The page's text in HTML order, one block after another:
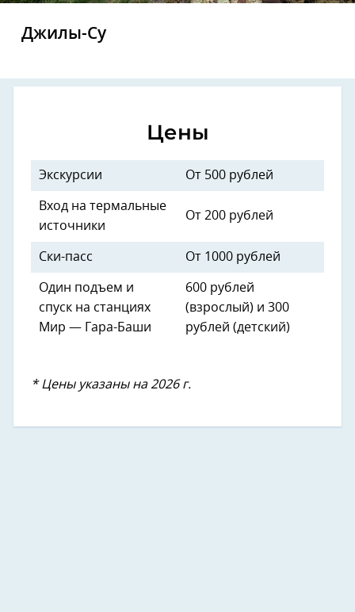
Джилы-Су
Цены
Экскурсии От 500 рублей
Вход на термальные
источники
От 200 рублей
Ски-пасс От 1000 рублей
Один подъем и
спуск на станциях
Мир — Гара-Баши
600 рублей
(взрослый) и 300
рублей (детский)
* Цены указаны на 2026 г.